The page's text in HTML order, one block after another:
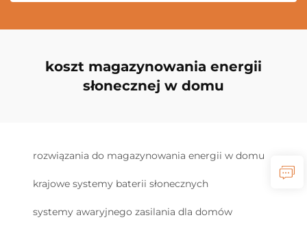
koszt magazynowania energii
słonecznej w domu
rozwiązania do magazynowania energii w domu
krajowe systemy baterii słonecznych
systemy awaryjnego zasilania dla domów